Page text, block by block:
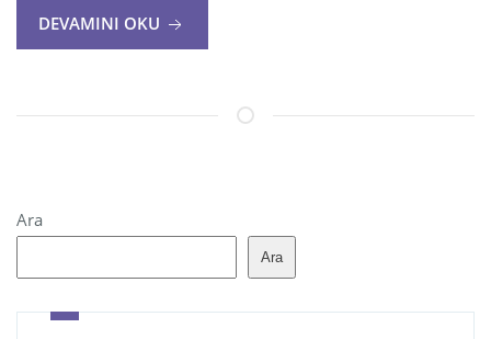
DEVAMINI OKU
Ara
Ara